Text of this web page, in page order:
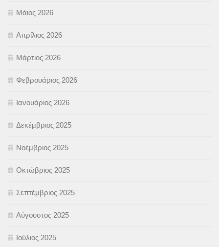
Μάιος 2026
Απρίλιος 2026
Μάρτιος 2026
Φεβρουάριος 2026
Ιανουάριος 2026
Δεκέμβριος 2025
Νοέμβριος 2025
Οκτώβριος 2025
Σεπτέμβριος 2025
Αύγουστος 2025
Ιούλιος 2025